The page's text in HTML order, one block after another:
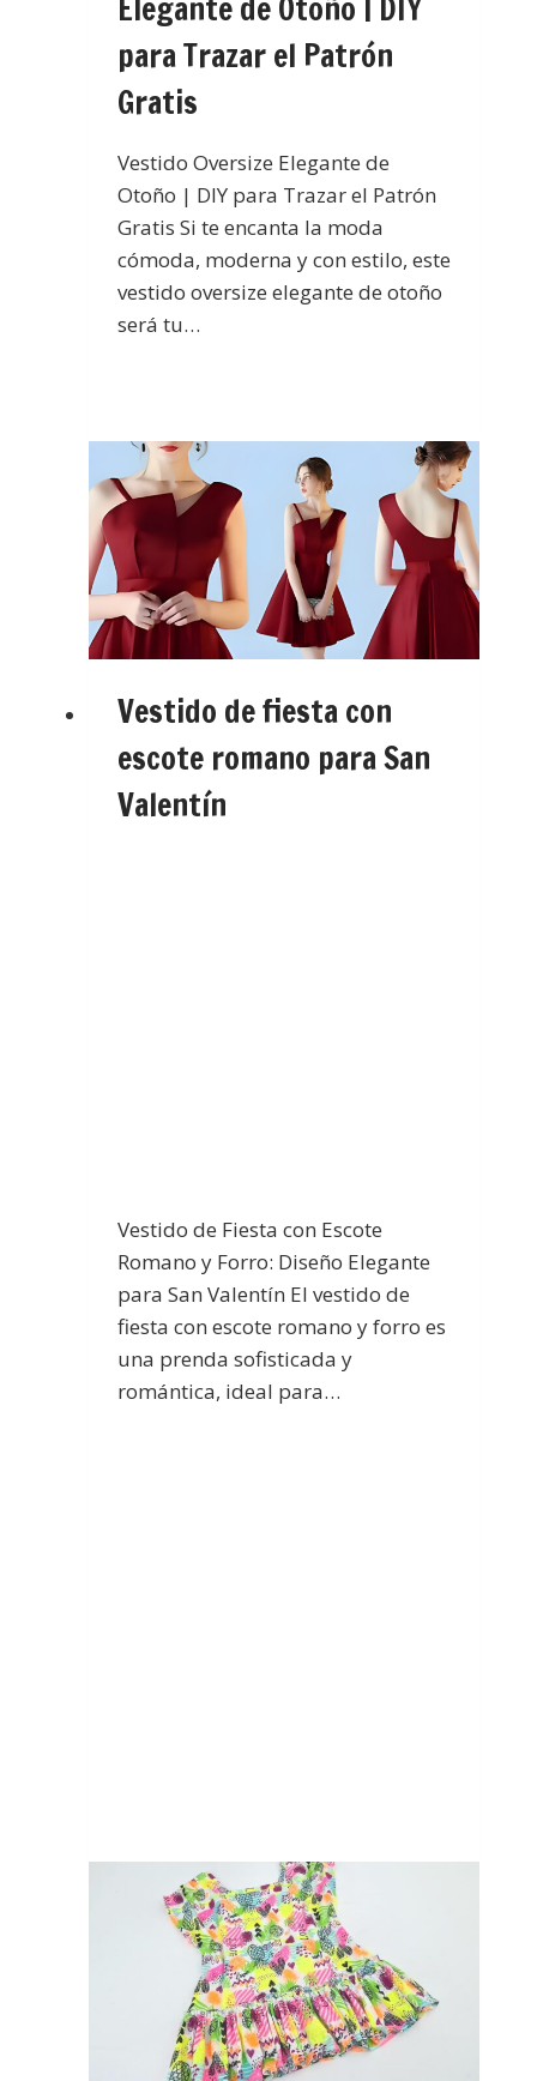
para Trazar el Patrón
Gratis
Vestido Oversize Elegante de
Otoño | DIY para Trazar el Patrón
Gratis Si te encanta la moda
cómoda, moderna y con estilo, este
vestido oversize elegante de otoño
será tu…
Vestido de fiesta con
escote romano para San
Valentín
Vestido de Fiesta con Escote
Romano y Forro: Diseño Elegante
para San Valentín El vestido de
fiesta con escote romano y forro es
una prenda sofisticada y
romántica, ideal para…